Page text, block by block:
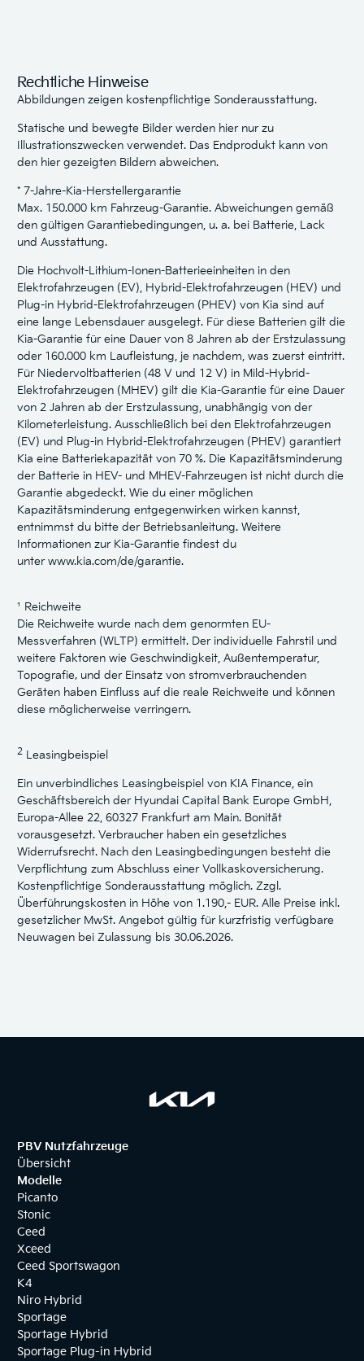
Rechtliche Hinweise
Abbildungen zeigen kostenpflichtige Sonderausstattung.
Statische und bewegte Bilder werden hier nur zu
Illustrationszwecken verwendet. Das Endprodukt kann von
den hier gezeigten Bildern abweichen.
* 7-Jahre-Kia-Herstellergarantie
Max. 150.000 km Fahrzeug-Garantie. Abweichungen gemäß
den gültigen Garantiebedingungen, u. a. bei Batterie, Lack
und Ausstattung.
Die Hochvolt-Lithium-Ionen-Batterieeinheiten in den
Elektrofahrzeugen (EV), Hybrid-Elektrofahrzeugen (HEV) und
Plug-in Hybrid-Elektrofahrzeugen (PHEV) von Kia sind auf
eine lange Lebensdauer ausgelegt. Für diese Batterien gilt die
Kia-Garantie für eine Dauer von 8 Jahren ab der Erstzulassung
oder 160.000 km Laufleistung, je nachdem, was zuerst eintritt.
Für Niedervoltbatterien (48 V und 12 V) in Mild-Hybrid-
Elektrofahrzeugen (MHEV) gilt die Kia-Garantie für eine Dauer
von 2 Jahren ab der Erstzulassung, unabhängig von der
Kilometerleistung. Ausschließlich bei den Elektrofahrzeugen
(EV) und Plug-in Hybrid-Elektrofahrzeugen (PHEV) garantiert
Kia eine Batteriekapazität von 70 %. Die Kapazitätsminderung
der Batterie in HEV- und MHEV-Fahrzeugen ist nicht durch die
Garantie abgedeckt. Wie du einer möglichen
Kapazitätsminderung entgegenwirken wirken kannst,
entnimmst du bitte der Betriebsanleitung. Weitere
Informationen zur Kia-Garantie findest du
unterwww.kia.com/de/garantie.
¹ Reichweite
Die Reichweite wurde nach dem genormten EU-
Messverfahren (WLTP) ermittelt. Der individuelle Fahrstil und
weitere Faktoren wie Geschwindigkeit, Außentemperatur,
Topografie‚ und der Einsatz von stromverbrauchenden
Geräten haben Einfluss auf die reale Reichweite und können
diese möglicherweise verringern.
2Leasingbeispiel
Ein unverbindliches Leasingbeispiel von KIA Finance, ein
Geschäftsbereich der Hyundai Capital Bank Europe GmbH,
Europa-Allee 22, 60327 Frankfurt am Main. Bonität
vorausgesetzt. Verbraucher haben ein gesetzliches
Widerrufsrecht. Nach den Leasingbedingungen besteht die
Verpflichtung zum Abschluss einer Vollkaskoversicherung.
Kostenpflichtige Sonderausstattung möglich. Zzgl.
Überführungskosten in Höhe von 1.190,- EUR. Alle Preise inkl.
gesetzlicher MwSt. Angebot gültig für kurzfristig verfügbare
Neuwagen bei Zulassung bis 30.06.2026.
PBV Nutzfahrzeuge
Übersicht
Modelle
Picanto
Stonic
Ceed
Xceed
Ceed Sportswagon
K4
Niro Hybrid
Sportage
Sportage Hybrid
Sportage Plug-in Hybrid